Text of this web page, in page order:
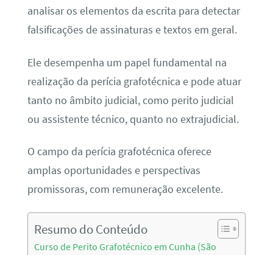
analisar os elementos da escrita para detectar
falsificações de assinaturas e textos em geral.
Ele desempenha um papel fundamental na
realização da perícia grafotécnica e pode atuar
tanto no âmbito judicial, como perito judicial
ou assistente técnico, quanto no extrajudicial.
O campo da perícia grafotécnica oferece
amplas oportunidades e perspectivas
promissoras, com remuneração excelente.
Resumo do Conteúdo
Curso de Perito Grafotécnico em Cunha (São